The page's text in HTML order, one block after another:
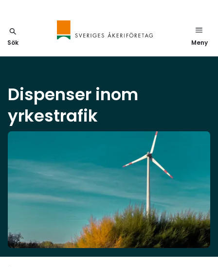
Sök Meny
Dispenser inom
yrkestrafik